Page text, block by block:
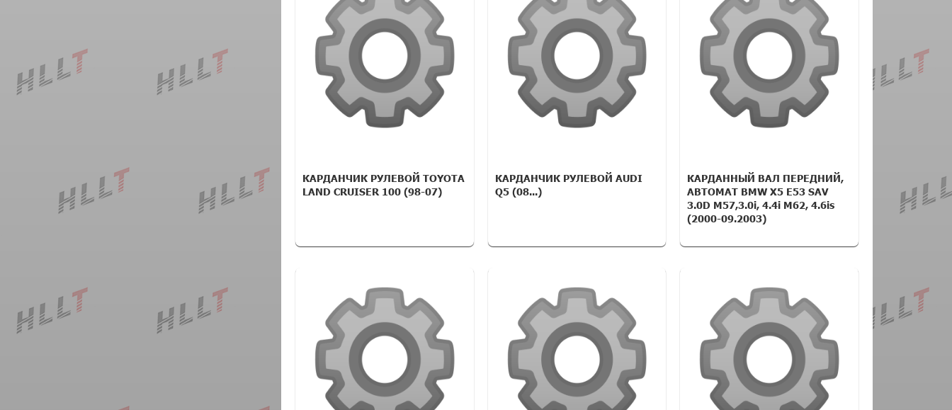
КАРДАНЧИК РУЛЕВОЙ TOYOTA
LAND CRUISER 100 (98-07)
КАРДАНЧИК РУЛЕВОЙ AUDI
Q5 (08...)
КАРДАННЫЙ ВАЛ ПЕРЕДНИЙ,
АВТОМАТ BMW X5 E53 SAV
3.0D M57,3.0i, 4.4i M62, 4.6is
(2000-09.2003)